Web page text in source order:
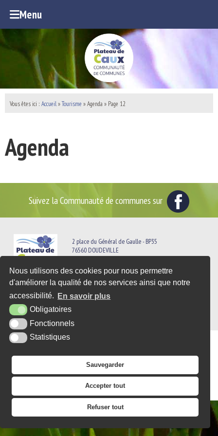
Nous utilisons des cookies pour nous permettre
d'améliorer la qualité de nos services ainsi que notre
accessibilité.
En savoir plus
Obligatoires
Fonctionnels
Statistiques
Sauvegarder
Accepter tout
Refuser tout
Menu
Vous êtes ici : Accueil»Tourisme »Agenda » Page 12
Agenda
Suivez la Communauté de communes sur
2 place du Général de Gaulle - BP35
76560 DOUDEVILLE
CONTACT